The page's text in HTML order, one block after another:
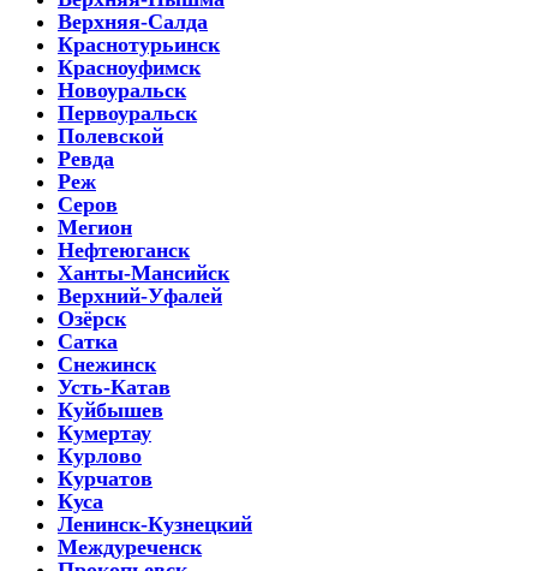
Верхняя-Салда
Краснотурьинск
Красноуфимск
Новоуральск
Первоуральск
Полевской
Ревда
Реж
Серов
Мегион
Нефтеюганск
Ханты-Мансийск
Верхний-Уфалей
Озёрск
Сатка
Снежинск
Усть-Катав
Куйбышев
Кумертау
Курлово
Курчатов
Куса
Ленинск-Кузнецкий
Междуреченск